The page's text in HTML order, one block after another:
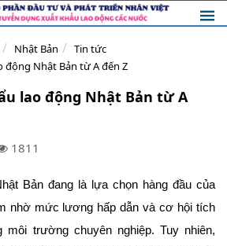
Nhật Bản
Tin tức
động Nhật Bản từ A đến Z
lao động Nhật Bản từ A
1811
Bản đang là lựa chọn hàng đầu của
nhờ mức lương hấp dẫn và cơ hội tích
môi trường chuyên nghiệp. Tuy nhiên,